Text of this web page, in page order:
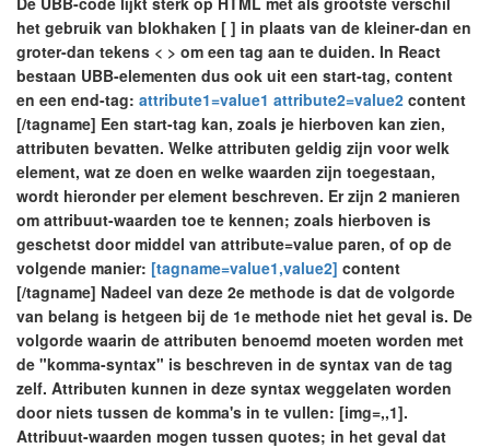
het gebruik van blokhaken [ ] in plaats van de kleiner-dan en
groter-dan tekens < > om een tag aan te duiden. In React
bestaan UBB-elementen dus ook uit een start-tag, content
en een end-tag: attribute1=value1 attribute2=value2 content
[/tagname] Een start-tag kan, zoals je hierboven kan zien,
attributen bevatten. Welke attributen geldig zijn voor welk
element, wat ze doen en welke waarden zijn toegestaan,
wordt hieronder per element beschreven. Er zijn 2 manieren
om attribuut-waarden toe te kennen; zoals hierboven is
geschetst door middel van attribute=value paren, of op de
volgende manier: [tagname=value1,value2] content
[/tagname] Nadeel van deze 2e methode is dat de volgorde
van belang is hetgeen bij de 1e methode niet het geval is. De
volgorde waarin de attributen benoemd moeten worden met
de "komma-syntax" is beschreven in de syntax van de tag
zelf. Attributen kunnen in deze syntax weggelaten worden
door niets tussen de komma's in te vullen: [img=,,1].
Attribuut-waarden mogen tussen quotes; in het geval dat